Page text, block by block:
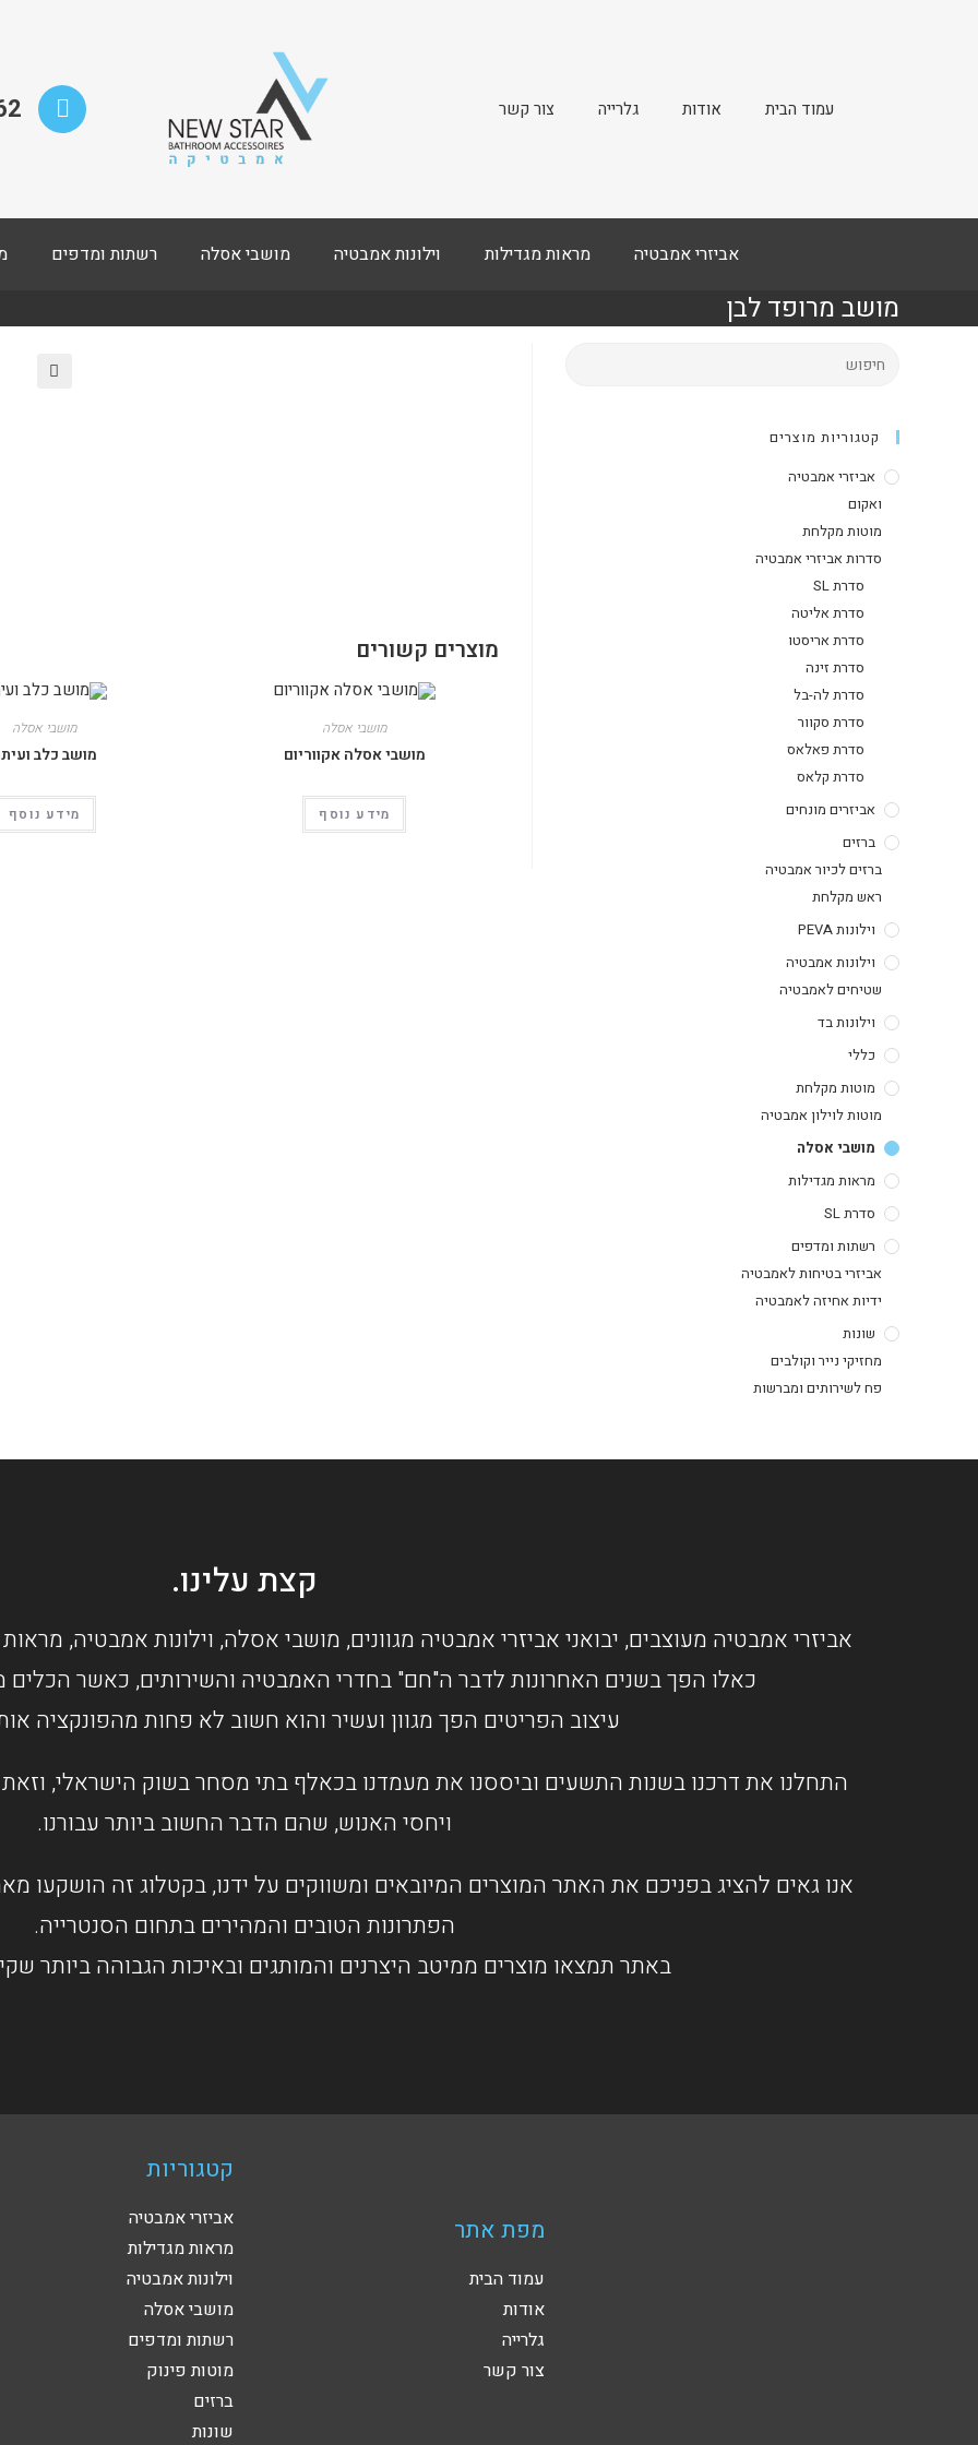
עמוד הבית אודות גלרייה צור קשר
אביזרי אמבטיה מראות מגדילות וילונות אמבטיה מושבי אסלה רשתות ומדפים
מושב מרופד לבן
מוצרים קשורים
מושבי אסלה
מושבי אסלה אקווריום
מידע נוסף
מושבי אסלה
מושב כלב
מידע נוסף
קטגוריות מוצרים
אביזרי אמבטיה
ואקום
מוטות מקלחת
סדרות אביזרי אמבטיה
סדרת SL
סדרת אליטה
סדרת אריסטו
סדרת זינה
סדרת לה-בל
סדרת סקוור
סדרת פאלאס
סדרת קלאס
אביזרים מונחים
ברזים
ברזים לכיור אמבטיה
ראש מקלחת
וילונות PEVA
וילונות אמבטיה
שטיחים לאמבטיה
וילונות בד
כללי
מוטות מקלחת
מוטות לוילון אמבטיה
מושבי אסלה
מראות מגדילות
סדרת SL
רשתות ומדפים
אביזרי בטיחות לאמבטיה
ידיות אחיזה לאמבטיה
שונות
מחזיקי נייר וקולבים
פח לשירותים ומברשות
קצת עלינו.
אביזרי אמבטיה מעוצבים, יבואני אביזרי אמבטיה מגוונים, מושבי אסלה, וילונות אמבטיה,
כאלו הפך בשנים האחרונות לדבר ה"חם" בחדרי האמבטיה והשירותים, כאשר הכלים
עיצוב הפריטים הפך מגוון ועשיר והוא חשוב לא פחות מהפונקציה
התחלנו את דרכנו בשנות התשעים וביססנו את מעמדנו בכאלף בתי מסחר בשוק הישראלי,
ויחסי האנוש, שהם הדבר החשוב ביותר עבורנו.
אנו גאים להציג בפניכם את האתר המוצרים המיובאים ומשווקים על ידנו, בקטלוג זה
הפתרונות הטובים והמהירים בתחום הסנטרייה.
באתר תמצאו מוצרים ממיטב היצרנים והמותגים ובאיכות הגבוהה ביותר
מפת אתר
עמוד הבית
אודות
גלרייה
צור קשר
קטגוריות
אביזרי אמבטיה
מראות מגדילות
וילונות אמבטיה
מושבי אסלה
רשתות ומדפים
מוטות פינוק
ברזים
שונות